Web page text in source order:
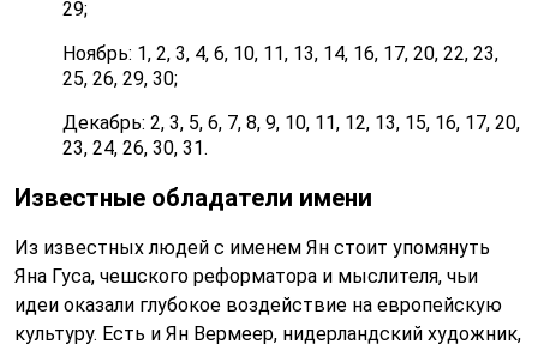
29;
Ноябрь: 1, 2, 3, 4, 6, 10, 11, 13, 14, 16, 17, 20, 22, 23,
25, 26, 29, 30;
Декабрь: 2, 3, 5, 6, 7, 8, 9, 10, 11, 12, 13, 15, 16, 17, 20,
23, 24, 26, 30, 31.
Известные обладатели имени
Из известных людей с именем Ян стоит упомянуть
Яна Гуса, чешского реформатора и мыслителя, чьи
идеи оказали глубокое воздействие на европейскую
культуру. Есть и Ян Вермеер, нидерландский художник,